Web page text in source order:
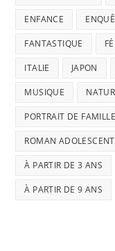
ENFANCE
FANTASTIQUE
ITALIE JAPON
MUSIQUE
PORTRAIT DE FAMILLE
ROMAN ADOLESCENT
À PARTIR DE 3 ANS
À PARTIR DE 9 ANS